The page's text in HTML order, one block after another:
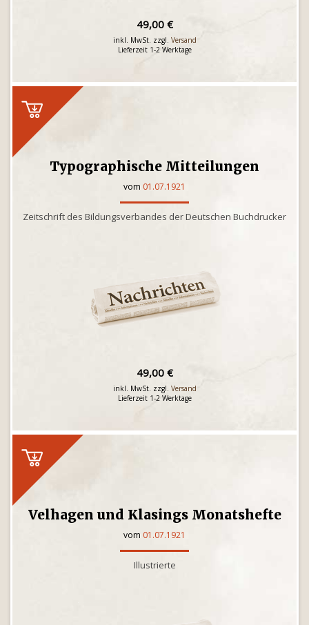
49,00 €
inkl. MwSt. zzgl. Versand
Lieferzeit 1-2 Werktage
Typographische Mitteilungen
vom 01.07.1921
Zeitschrift des Bildungsverbandes der Deutschen Buchdrucker
49,00 €
inkl. MwSt. zzgl. Versand
Lieferzeit 1-2 Werktage
Velhagen und Klasings Monatshefte
vom 01.07.1921
Illustrierte